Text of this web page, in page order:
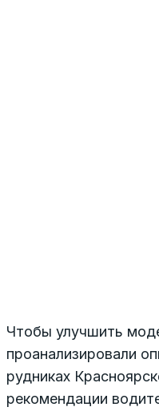
Чтобы улучшить
проанализировали
рудниках
рекомендации